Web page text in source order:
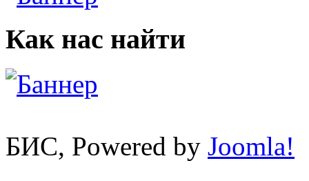
Как нас найти
БИС, Powered by Joomla!